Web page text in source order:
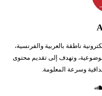
ناطقة بالعربية والفرنسية،
وتهدف إلى تقديم محتوى
وسرعة المعلومة.